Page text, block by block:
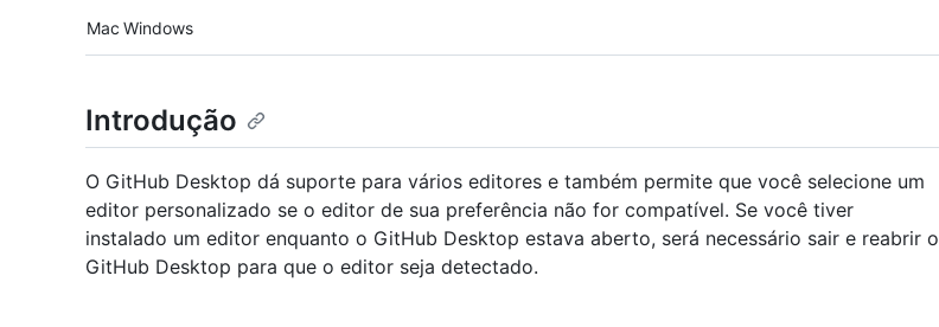
Platform navigation
Mac Windows
Introdução
O GitHub Desktop dá suporte para vários editores e também permite que você selecione um
editor personalizado se o editor de sua preferência não for compatível. Se você tiver
instalado um editor enquanto o GitHub Desktop estava aberto, será necessário sair e reabrir o
GitHub Desktop para que o editor seja detectado.